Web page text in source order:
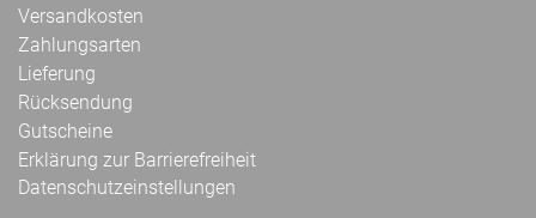
Versandkosten
Zahlungsarten
Lieferung
Rücksendung
Gutscheine
Erklärung zur Barrierefreiheit
Datenschutzeinstellungen